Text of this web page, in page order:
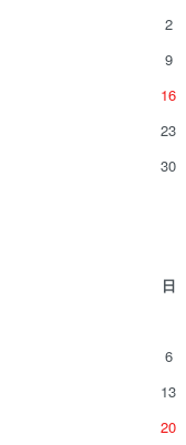
2
9
16
23
30
日
6
13
20